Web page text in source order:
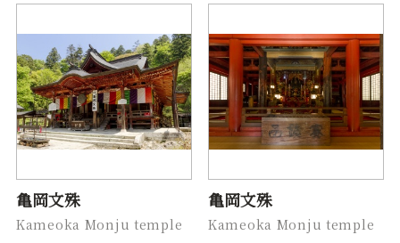
亀岡文殊
Kameoka Monju temple
亀岡文殊
Kameoka Monju temple